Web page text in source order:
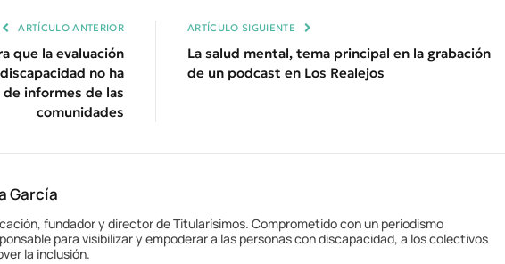
ARTÍCULO ANTERIOR
que la evaluación
no ha
informes de las
comunidades
ARTÍCULO SIGUIENTE
La salud mental, tema principal en la grabación
de un podcast en Los Realejos
García
fundador y director de Titularísimos. Comprometido con un periodismo
para visibilizar y empoderar a las personas con discapacidad, a los colectivos
la inclusión.